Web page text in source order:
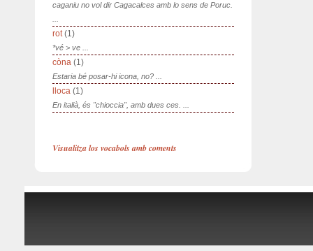
caganiu no vol dir Cagacalces amb lo sens de Poruc.
rot(1)
*vé > ve ...
còna (1)
Estaria bé posar-hi icona, no? ...
lloca (1)
En italià, és "chioccia", amb dues ces. ...
Visualitza los vocabols amb coments